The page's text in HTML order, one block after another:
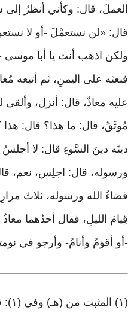
العملَ، قال: وكأني أنظرُ
قال: «لن نستعمْلَ -أو لا
ولكن اذهب أنت يا أبا موسى
فبعثه على اليمنِ، ثم أتبعه
عليه معاذٌ، قال: أنزل،
مُوثَقٌ، قال: ما هذا؟ قال: هذا
دينَه دينَ السَّوءِ قال: لا
ورسوله، قال: اجلِس، نعم،
قضاءُ الله ورسوله، ثلاثَ
قِيامَ الليلِ، فقال أحدُهما
-أو أقومُ وأنامُ- وأرجو في
(١)